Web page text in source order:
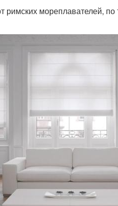
римских мореплавателей,